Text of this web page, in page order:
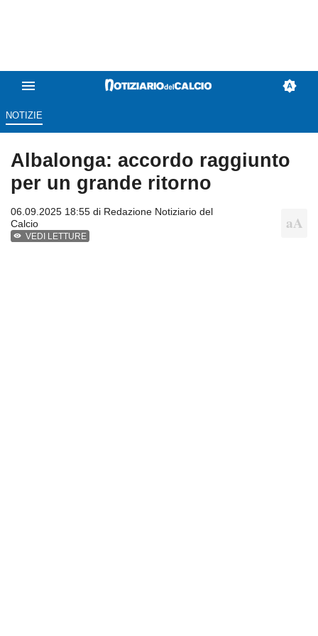
NOTIZIE
Albalonga: accordo raggiunto
per un grande ritorno
06.09.2025 18:55 di Redazione Notiziario del
Calcio
VEDI LETTURE